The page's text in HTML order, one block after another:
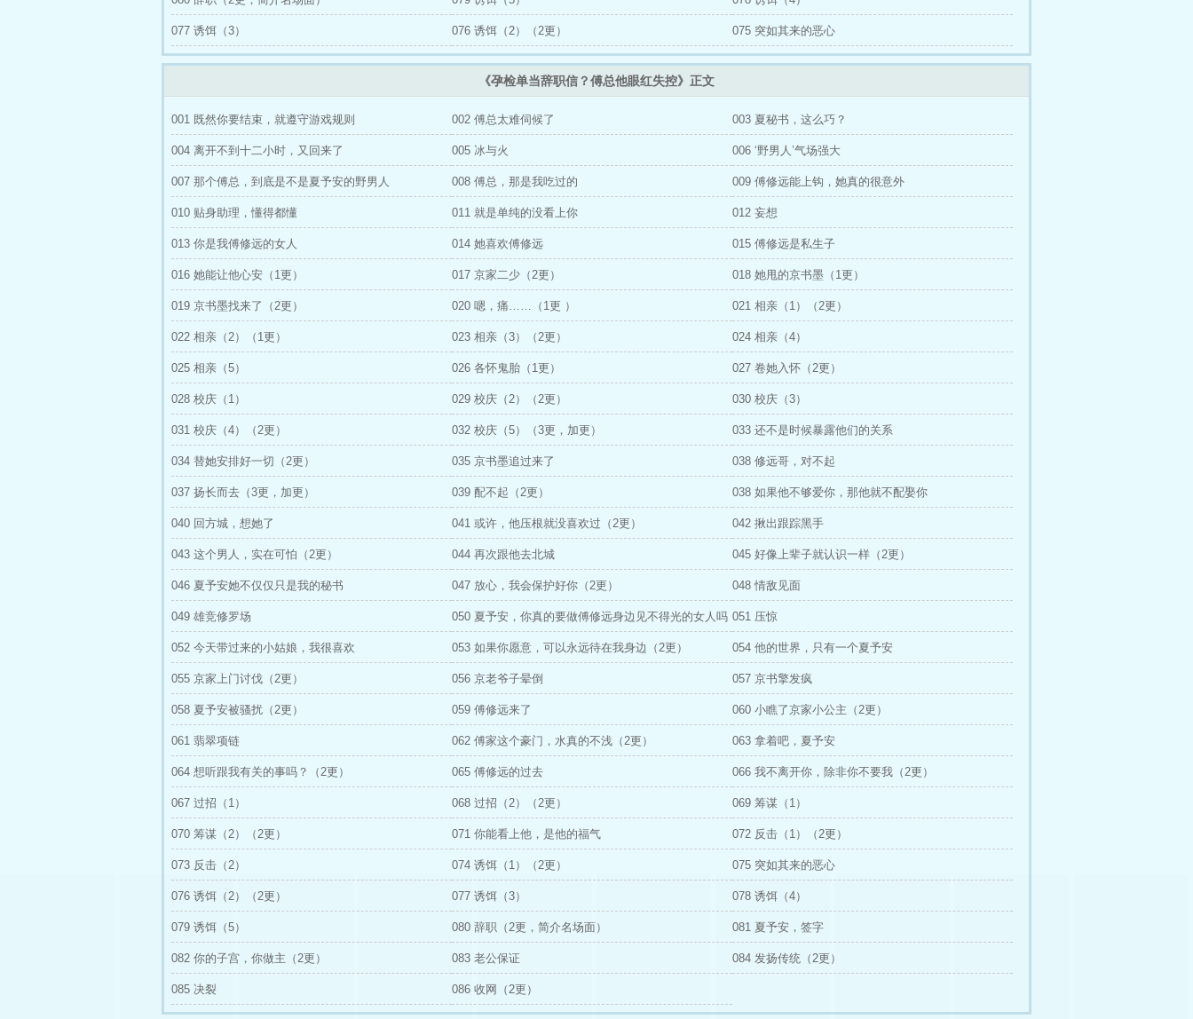
077 诱饵（3） 076 诱饵（2）（2更） 075 突如其来的恶心
《孕检单当辞职信？傅总他眼红失控》正文
001 既然你要结束，就遵守游戏规则 002 傅总太难伺候了 003 夏秘书，这么巧？
004 离开不到十二小时，又回来了 005 冰与火 006 ‘野男人’气场强大
007 那个傅总，到底是不是夏予安的野男人 008 傅总，那是我吃过的 009 傅修远能上钩，她真的很意外
010 贴身助理，懂得都懂 011 就是单纯的没看上你 012 妄想
013 你是我傅修远的女人 014 她喜欢傅修远 015 傅修远是私生子
016 她能让他心安（1更） 017 京家二少（2更） 018 她甩的京书墨（1更）
019 京书墨找来了（2更） 020 嗯，痛……（1更 ） 021 相亲（1）（2更）
022 相亲（2）（1更） 023 相亲（3）（2更） 024 相亲（4）
025 相亲（5） 026 各怀鬼胎（1更） 027 卷她入怀（2更）
028 校庆（1） 029 校庆（2）（2更） 030 校庆（3）
031 校庆（4）（2更） 032 校庆（5）（3更，加更） 033 还不是时候暴露他们的关系
034 替她安排好一切（2更） 035 京书墨追过来了 038 修远哥，对不起
037 扬长而去（3更，加更） 039 配不起（2更） 038 如果他不够爱你，那他就不配娶你
040 回方城，想她了 041 或许，他压根就没喜欢过（2更） 042 揪出跟踪黑手
043 这个男人，实在可怕（2更） 044 再次跟他去北城 045 好像上辈子就认识一样（2更）
046 夏予安她不仅仅只是我的秘书 047 放心，我会保护好你（2更） 048 情敌见面
049 雄竞修罗场 050 夏予安，你真的要做傅修远身边见不得光的女人吗 051 压惊
052 今天带过来的小姑娘，我很喜欢 053 如果你愿意，可以永远待在我身边（2更） 054 他的世界，只有一个夏予安
055 京家上门讨伐（2更） 056 京老爷子晕倒 057 京书擎发疯
058 夏予安被骚扰（2更） 059 傅修远来了 060 小瞧了京家小公主（2更）
061 翡翠项链 062 傅家这个豪门，水真的不浅（2更） 063 拿着吧，夏予安
064 想听跟我有关的事吗？（2更） 065 傅修远的过去 066 我不离开你，除非你不要我（2更）
067 过招（1） 068 过招（2）（2更） 069 筹谋（1）
070 筹谋（2）（2更） 071 你能看上他，是他的福气 072 反击（1）（2更）
073 反击（2） 074 诱饵（1）（2更） 075 突如其来的恶心
076 诱饵（2）（2更） 077 诱饵（3） 078 诱饵（4）
079 诱饵（5） 080 辞职（2更，简介名场面） 081 夏予安，签字
082 你的子宫，你做主（2更） 083 老公保证 084 发扬传统（2更）
085 决裂 086 收网（2更）